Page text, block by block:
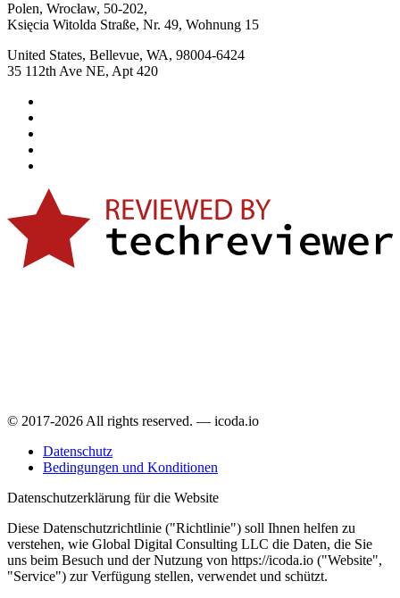
Polen, Wrocław, 50-202,
Księcia Witolda Straße, Nr. 49, Wohnung 15
United States, Bellevue, WA, 98004-6424
35 112th Ave NE, Apt 420
© 2017-2026 All rights reserved. — icoda.io
Datenschutz
Bedingungen und Konditionen
Datenschutzerklärung für die Website
Diese Datenschutzrichtlinie ("Richtlinie") soll Ihnen helfen zu
verstehen, wie Global Digital Consulting LLC die Daten, die Sie
uns beim Besuch und der Nutzung von https://icoda.io ("Website",
"Service") zur Verfügung stellen, verwendet und schützt.